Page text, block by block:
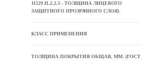
11529 П.2.2.3 - ТОЛЩИНА ЛИЦЕВОГО
ЗАЩИТНОГО ПРОЗРАЧНОГО СЛОЯ)
КЛАСС ПРИМЕНЕНИЯ
ТОЛЩИНА ПОКРЫТИЯ ОБЩАЯ, ММ. (ГОСТ